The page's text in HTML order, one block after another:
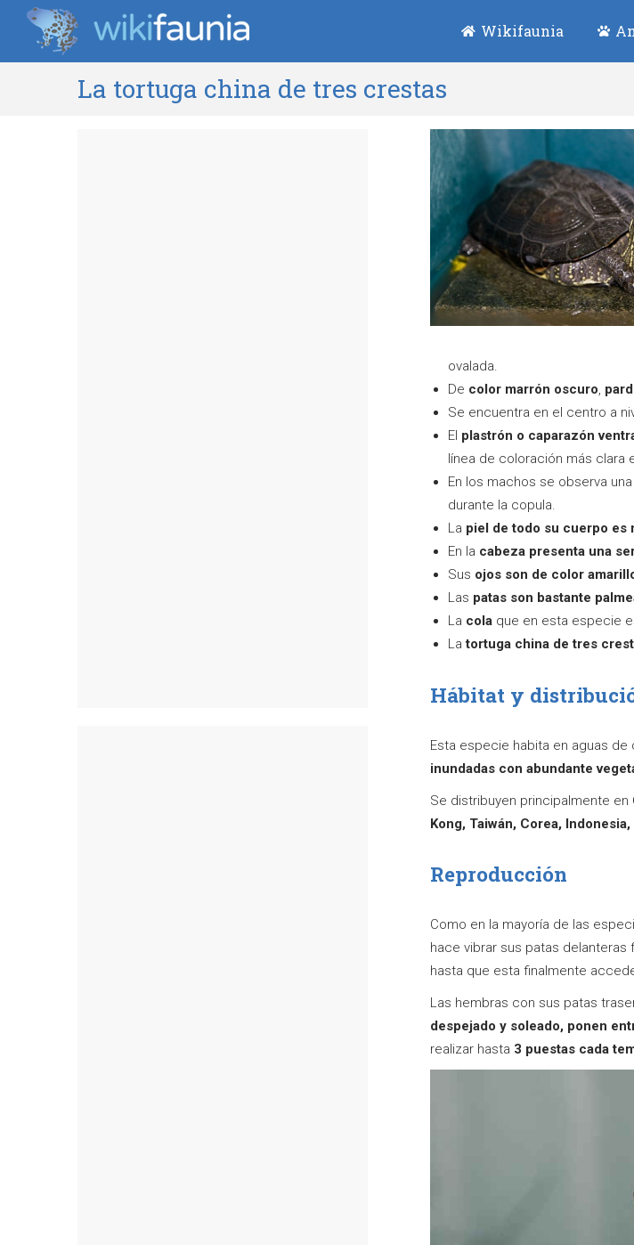
Wikifaunia
La tortuga china de tres crestas
ovalada.
De color marrón oscuro,
Se encuentra en el centro a
El plastrón o caparazón
línea de coloración más clara
En los machos se observa
durante la copula.
La piel de todo su cuerpo es
En la cabeza presenta una
Sus ojos son de color
Las patas son bastante
La cola que en esta especie
Latortuga china de tres
Hábitat y
Esta especie habita en aguas
inundadas con abundante
Se distribuyen principalmente en
Kong, Taiwán, Corea,
Reproducción
Como en la mayoría de las
hace vibrar sus patas
hasta que esta finalmente
Las hembras con sus patas
despejado y soleado, ponen
realizar hasta 3 puestas cada